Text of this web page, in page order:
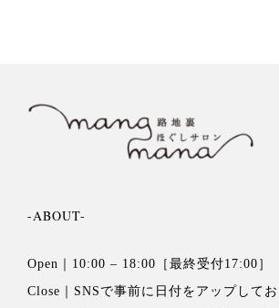
-ABOUT-
Open｜10:00 – 18:00［最終受付17:00］
Close｜ SNSで事前に日付をアップ して